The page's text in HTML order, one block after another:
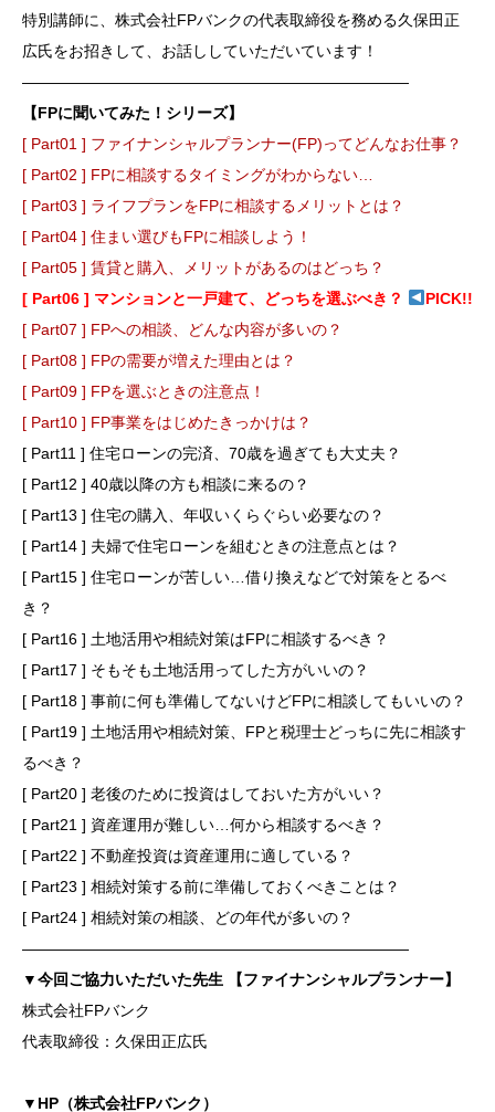
特別講師に、株式会社FPバンクの代表取締役を務める久保田正
広氏をお招きして、お話ししていただいています！
―――――――――――――――――――――――――
【FPに聞いてみた！シリーズ】
[ Part01 ] ファイナンシャルプランナー(FP)ってどんなお仕事？
[ Part02 ] FPに相談するタイミングがわからない…
[ Part03 ] ライフプランをFPに相談するメリットとは？
[ Part04 ] 住まい選びもFPに相談しよう！
[ Part05 ] 賃貸と購入、メリットがあるのはどっち？
[ Part06 ] マンションと一戸建て、どっちを選ぶべき？
PICK!!
[ Part07 ] FPへの相談、どんな内容が多いの？
[ Part08 ] FPの需要が増えた理由とは？
[ Part09 ] FPを選ぶときの注意点！
[ Part10 ] FP事業をはじめたきっかけは？
[ Part11 ] 住宅ローンの完済、70歳を過ぎても大丈夫？
[ Part12 ] 40歳以降の方も相談に来るの？
[ Part13 ] 住宅の購入、年収いくらぐらい必要なの？
[ Part14 ] 夫婦で住宅ローンを組むときの注意点とは？
[ Part15 ] 住宅ローンが苦しい…借り換えなどで対策をとるべ
き？
[ Part16 ] 土地活用や相続対策はFPに相談するべき？
[ Part17 ] そもそも土地活用ってした方がいいの？
[ Part18 ] 事前に何も準備してないけどFPに相談してもいいの？
[ Part19 ] 土地活用や相続対策、FPと税理士どっちに先に相談す
るべき？
[ Part20 ] 老後のために投資はしておいた方がいい？
[ Part21 ] 資産運用が難しい…何から相談するべき？
[ Part22 ] 不動産投資は資産運用に適している？
[ Part23 ] 相続対策する前に準備しておくべきことは？
[ Part24 ] 相続対策の相談、どの年代が多いの？
―――――――――――――――――――――――――
▼今回ご協力いただいた先生 【ファイナンシャルプランナー】
株式会社FPバンク
代表取締役：久保田正広氏
▼HP（株式会社FPバンク）